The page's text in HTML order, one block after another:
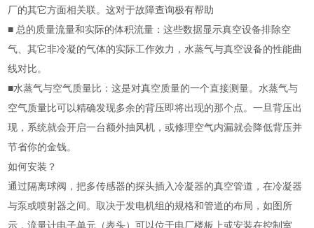
厂的其它方面相关联。这对于故障查询极有帮助
■ 总的质量流量和实际的体积流量：这些数据显示真空设备排除空
气、其它非冷凝的气体的实际工作效力，水蒸气与真空设备的性能曲
线对比。
■水蒸气与空气质量比：这是对真空质量的一个直接测量。水蒸气与
空气质量比可以精确发现多余的背压即将出现的那个点。一旦背压出
现，系统就会开启一台额外抽风机，或修理空气内漏就会降低背压并
节省你的金钱。
如何安装？
通过隔离球阀，把多传感器的探头插入冷凝器的真空管道，在冷凝器
与泵或喷射器之间。取决于发电机组的规格和管道的布局，如图所
示，流量计电子单元（表头）可以位于电厂楼板上或安装在控制室